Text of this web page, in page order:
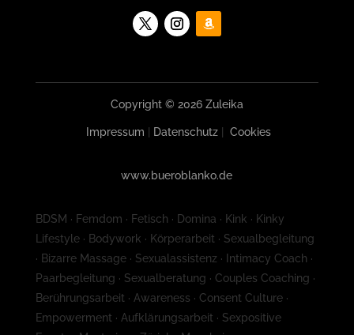
Copyright © 2026 Zuleika
Impressum Datenschutz| Cookies
www.bueroblanko.de
BDSM · Femdom · Fetisch · Domina · Kink · Kinky
Lifestyle · Bodywork · Körperarbeit · Sexualbegleitung
· Bizarre Massage · Sexualassistenz · Intimacy Coach ·
Paarbegleitung · Sexualberatung · Couples Coaching ·
Berührungsarbeit · Awareness · Consent Culture ·
Empowerment · Aufklärungsarbeit · Sexpositive